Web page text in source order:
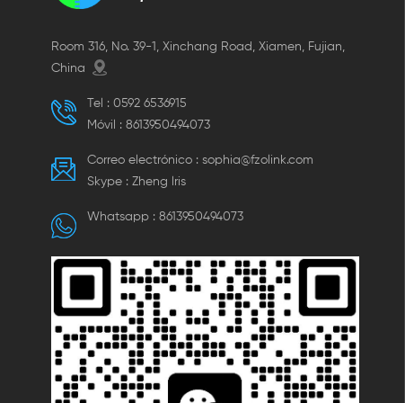
Room 316, No. 39-1, Xinchang Road, Xiamen, Fujian,
China
Tel : 0592 6536915
Móvil : 8613950494073
Correo electrónico : sophia@fzolink.com
Skype : Zheng lris
Whatsapp : 8613950494073